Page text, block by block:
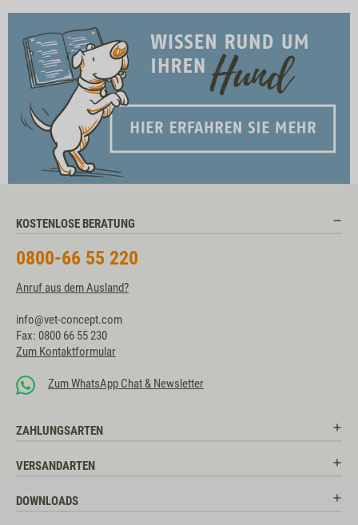
KOSTENLOSE BERATUNG
0800-66 55 220
Anruf aus dem Ausland?
info@vet-concept.com
Fax: 0800 66 55 230
Zum Kontaktformular
Zum WhatsApp Chat & Newsletter
ZAHLUNGSARTEN
VERSANDARTEN
DOWNLOADS